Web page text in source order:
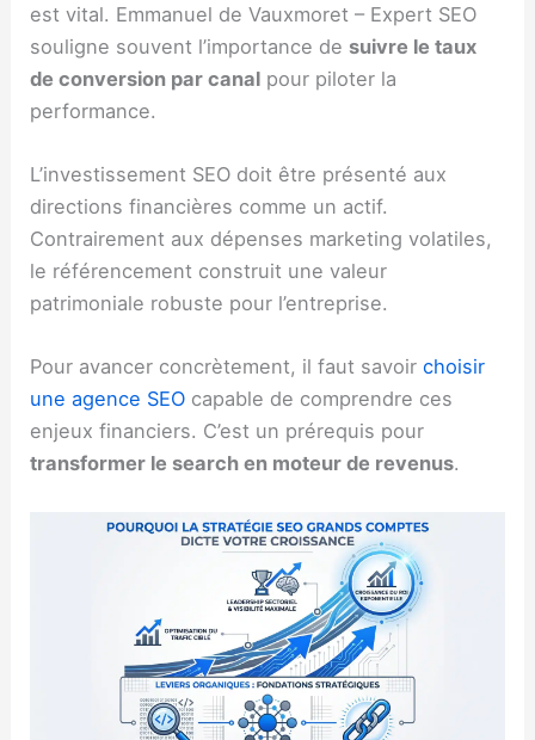
est vital. Emmanuel de Vauxmoret – Expert SEO
souligne souvent l’importance de suivre le taux
de conversion par canal pour piloter la
performance.
L’investissement SEO doit être présenté aux
directions financières comme un actif.
Contrairement aux dépenses marketing volatiles,
le référencement construit une valeur
patrimoniale robuste pour l’entreprise.
Pour avancer concrètement, il faut savoirchoisir
une agence SEO capable de comprendre ces
enjeux financiers. C’est un prérequis pour
transformer le search en moteur de revenus.